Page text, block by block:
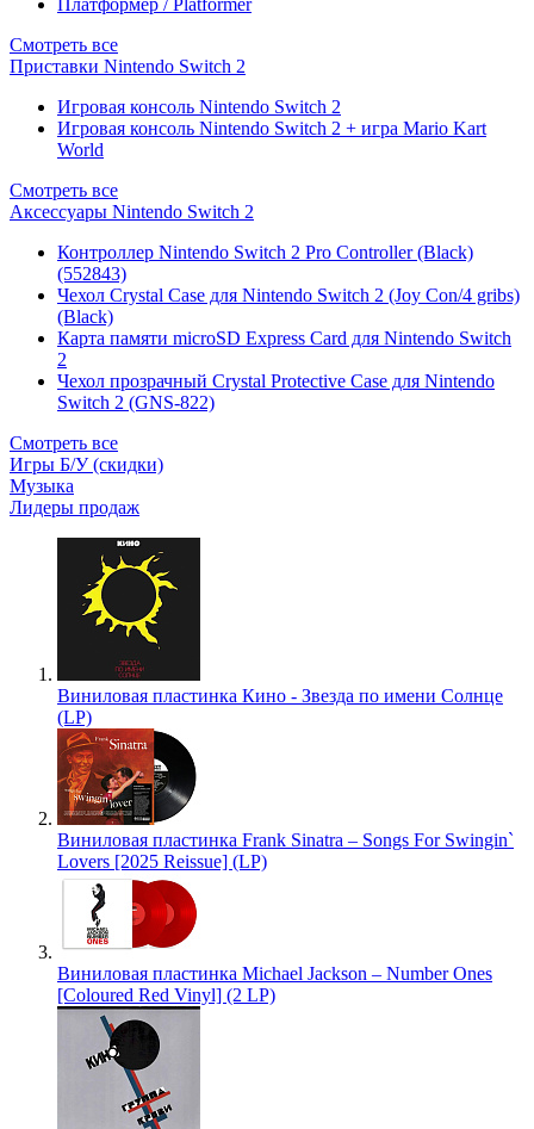
Платформер / Platformer
Смотреть все
Приставки Nintendo Switch 2
Игровая консоль Nintendo Switch 2
Игровая консоль Nintendo Switch 2 + игра Mario Kart
World
Смотреть все
Аксессуары Nintendo Switch 2
Контроллер Nintendo Switch 2 Pro Controller (Black)
(552843)
Чехол Сrystal Сase для Nintendo Switch 2 (Joy Con/4 gribs)
(Black)
Карта памяти microSD Express Card для Nintendo Switch
2
Чехол прозрачный Crystal Protective Case для Nintendo
Switch 2 (GNS-822)
Смотреть все
Игры Б/У (скидки)
Музыка
Лидеры продаж
Виниловая пластинка Кино - Звезда по имени Солнце
(LP)
Виниловая пластинка Frank Sinatra – Songs For Swingin`
Lovers [2025 Reissue] (LP)
Виниловая пластинка Michael Jackson – Number Ones
[Coloured Red Vinyl] (2 LP)